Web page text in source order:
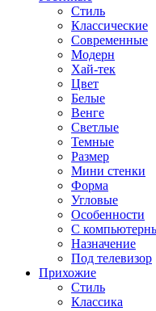
Стиль
Классические
Современные
Модерн
Хай-тек
Цвет
Белые
Венге
Светлые
Темные
Размер
Мини стенки
Форма
Угловые
Особенности
С
Назначение
Под телевизор
Прихожие
Стиль
Классика